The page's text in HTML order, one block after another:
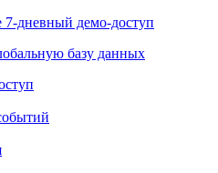
7-дневный демо-доступ
базу данных